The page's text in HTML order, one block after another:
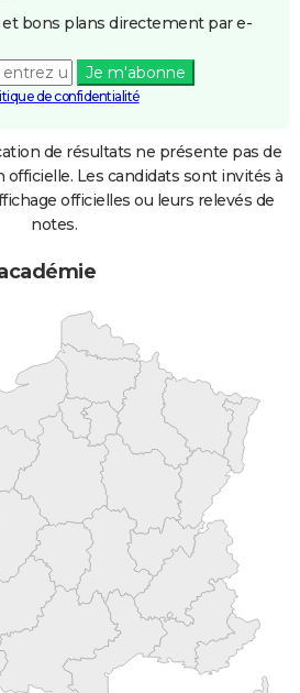
et bons plans directement par e-
Je m'abonne
de confidentialité
de résultats ne présente pas de
Les candidats sont invités à
officielles ou leurs relevés de
notes.